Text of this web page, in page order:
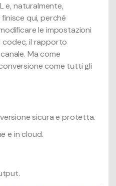
e, naturalmente,
qui, perché
le impostazioni
codec, il rapporto
Ma come
come tutti gli
sicura e protetta.
e in cloud.